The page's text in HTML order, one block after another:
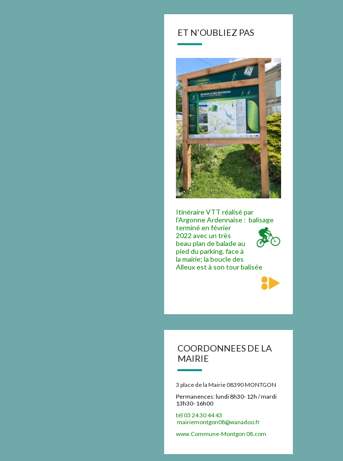
ET N’OUBLIEZ PAS
Itinéraire VTT réalisé par
l'Argonne Ardennaise : balisage
terminé en février
2022 avec un très
beau plan de balade au
pied du parking, face à
la mairie; la boucle des
Alleux est à son tour balisée
COORDONNEES DE LA
MAIRIE
3 place de la Mairie 08390 MONTGON
Permanences:lundi 8h30- 12h / mardi
13h30- 16h00
tél 03 24 30 44 43
mairiemontgon08@wanadoo.fr
www.Commune-Montgon 08.com